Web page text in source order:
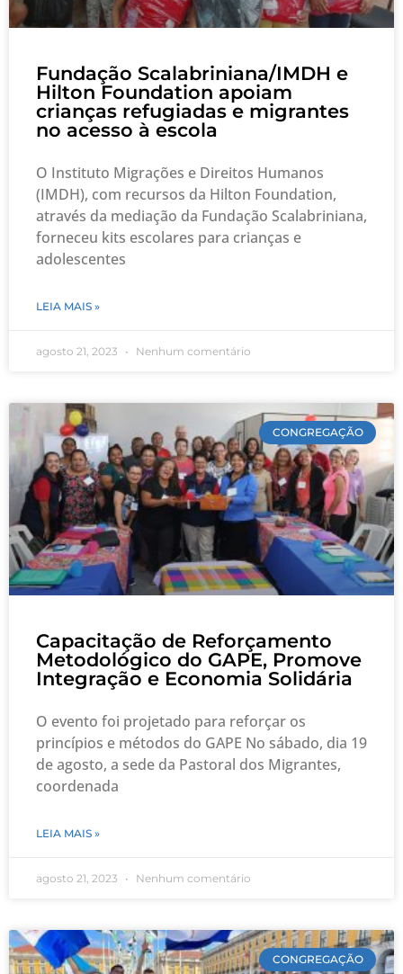
Fundação Scalabriniana/IMDH e
Hilton Foundation apoiam
crianças refugiadas e migrantes
no acesso à escola
O Instituto Migrações e Direitos Humanos
(IMDH), com recursos da Hilton Foundation,
através da mediação da Fundação Scalabriniana,
forneceu kits escolares para crianças e
adolescentes
LEIA MAIS »
agosto 21, 2023 Nenhum comentário
CONGREGAÇÃO
Capacitação de Reforçamento
Metodológico do GAPE, Promove
Integração e Economia Solidária
O evento foi projetado para reforçar os
princípios e métodos do GAPE No sábado, dia 19
de agosto, a sede da Pastoral dos Migrantes,
coordenada
LEIA MAIS »
agosto 21, 2023 Nenhum comentário
CONGREGAÇÃO